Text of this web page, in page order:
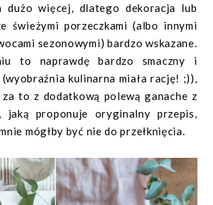
dużo więcej, dlatego dekoracja lub
świeżymi porzeczkami (albo innymi
sezonowymi) bardzo wskazane.
to naprawdę bardzo smaczny i
kulinarna miała rację! ;)),
to z dodatkową polewą ganache z
jaką proponuje oryginalny przepis,
mógłby być nie do przełknięcia.